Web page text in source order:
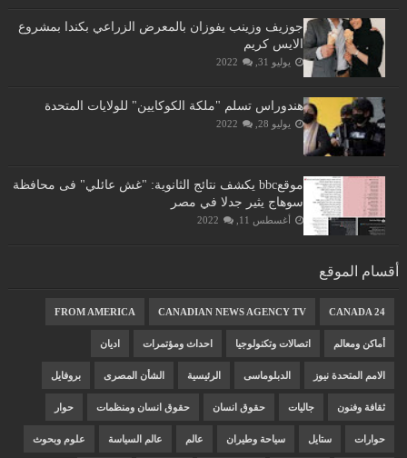
جوزيف وزينب يفوزان بالمعرض الزراعي بكندا بمشروع
الايس كريم
يوليو 31, 2022
هندوراس تسلم "ملكة الكوكايين" للولايات المتحدة
يوليو 28, 2022
موقعbbc يكشف نتائج الثانوية: "غش عائلي" فى محافظة
سوهاج يثير جدلا في مصر
أغسطس 11, 2022
أقسام الموقع
CANADA 24
CANADIAN NEWS AGENCY TV
FROM AMERICA
أماكن ومعالم اتصالات وتكنولوجيا احداث ومؤتمرات اديان
الامم المتحدة نيوز الدبلوماسى الرئيسية الشأن المصرى بروفايل
ثقافة وفنون جاليات حقوق انسان حقوق انسان ومنظمات حوار
حوارات ستايل سياحة وطيران عالم عالم السياسة علوم وبحوث